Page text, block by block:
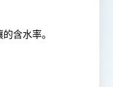
含水率。